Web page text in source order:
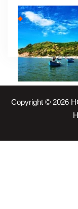
Copyright © 2026